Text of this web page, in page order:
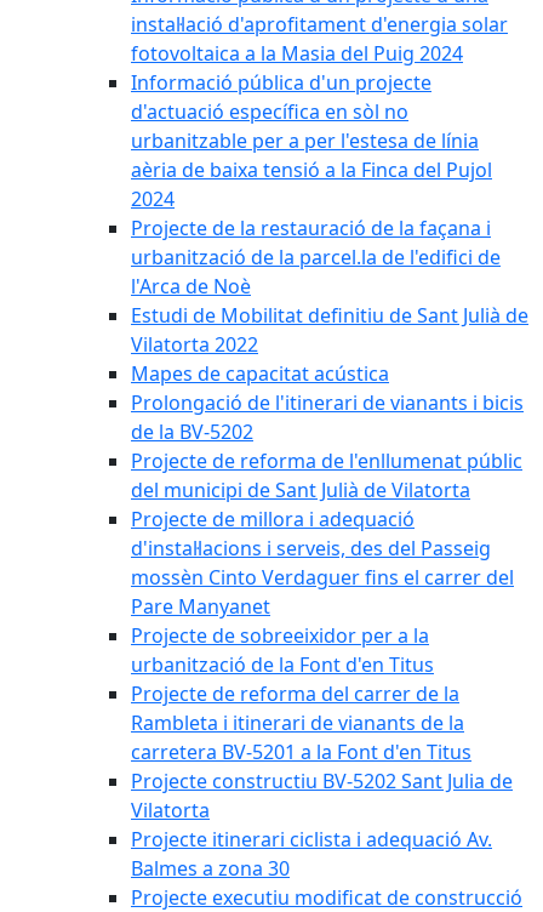
instal·lació d'aprofitament d'energia solar
fotovoltaica a la Masia del Puig 2024
Informació pública d'un projecte
d'actuació específica en sòl no
urbanitzable per a per l'estesa de línia
aèria de baixa tensió a la Finca del Pujol
2024
Projecte de la restauració de la façana i
urbanització de la parcel.la de l'edifici de
l'Arca de Noè
Estudi de Mobilitat definitiu de Sant Julià de
Vilatorta 2022
Mapes de capacitat acústica
Prolongació de l'itinerari de vianants i bicis
de la BV-5202
Projecte de reforma de l'enllumenat públic
del municipi de Sant Julià de Vilatorta
Projecte de millora i adequació
d'instal·lacions i serveis, des del Passeig
mossèn Cinto Verdaguer fins el carrer del
Pare Manyanet
Projecte de sobreeixidor per a la
urbanització de la Font d'en Titus
Projecte de reforma del carrer de la
Rambleta i itinerari de vianants de la
carretera BV-5201 a la Font d'en Titus
Projecte constructiu BV-5202 Sant Julia de
Vilatorta
Projecte itinerari ciclista i adequació Av.
Balmes a zona 30
Projecte executiu modificat de construcció